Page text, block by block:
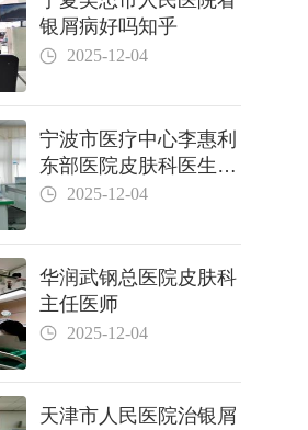
银屑病好吗知乎
2025-12-04
宁波市医疗中心李惠利
东部医院皮肤科医生哪
个好2025-12-04
华润武钢总医院皮肤科
主任医师
2025-12-04
天津市人民医院治银屑